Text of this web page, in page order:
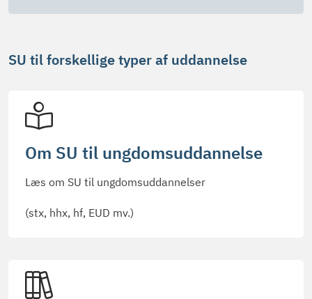
SU til forskellige typer af uddannelse
Om SU til ungdomsuddannelse
Læs om SU til ungdomsuddannelser
(stx, hhx, hf, EUD mv.)